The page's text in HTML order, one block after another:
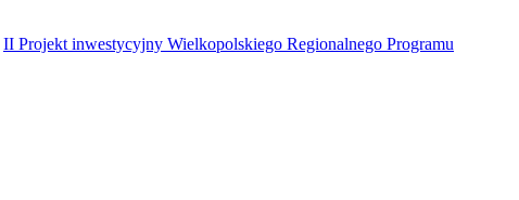
II Projekt inwestycyjny Wielkopolskiego Regionalnego Programu